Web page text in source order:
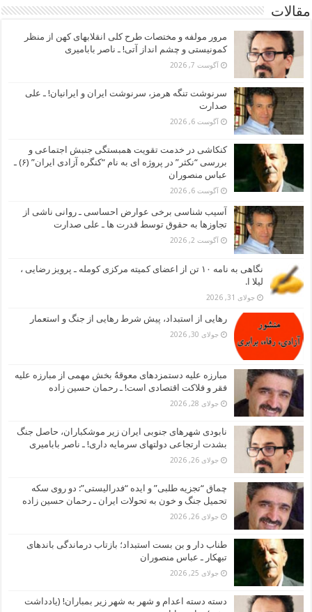
مقالات
مرور مولفه و مختصات طرح کلی انقلابهای کهن از منظر
کمونیستی و چشم انداز آتی! ـ ناصر بابامیری
آگوست 7, 2026
سرنوشت تنگه هرمز، سرنوشت ایران و ایرانیان! ـ علی
صدارت
آگوست 6, 2026
کنکاشی در خدمت تقویت همبستگی جنبش اجتماعی و
بررسی “نکثر” در پروژه ای به نام “کنگره آزادی ایران” (۶) ـ
عباس منصوران
آگوست 6, 2026
آسیب شناسی برخی عوارض احساسی ـ روانی ناشی از
تجاوزها به حقوق توسط قدرت ها ـ علی صدارت
آگوست 2, 2026
نگاهی به نامه ۱۰ تن از اعضای کمیته مرکزی کومله ـ پرویز رضایی ،
لیلا ا.
جولای 31, 2026
رهایی از استبداد، پیش شرط رهایی از جنگ و استعمار
جولای 30, 2026
مبارزه علیه دستمزدهای معوقهُ بخش مهمی از مبارزه علیه
فقر و فلاکت اقتصادی است! ـ رحمان حسین زاده
جولای 28, 2026
نابودی شهرهای جنوبی ایران زیر موشکباران، حاصل جنگ
بشدت ارتجاعی دولتهای سرمایه داری! ـ ناصر بابامیری
جولای 26, 2026
چماق “تجزیه طلبی” و ایده “فدرالیستی”: دو روی سکه
تحمیل جنگ و خون به تحولات ایران ـ رحمان حسین زاده
جولای 26, 2026
طناب دار و بن بست استبداد؛ بازتاب درماندگی باندهای
تبهکار ـ عباس منصوران
جولای 25, 2026
دسته دسته اعدام و شهر به شهر زیر بمباران! (یادداشت